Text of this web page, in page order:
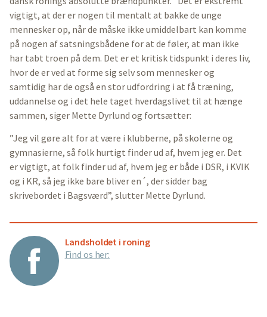
vigtigt, at der er nogen til mentalt at bakke de unge
mennesker op, når de måske ikke umiddelbart kan komme
på nogen af satsningsbådene for at de føler, at man ikke
har tabt troen på dem. Det er et kritisk tidspunkt i deres liv,
hvor de er ved at forme sig selv som mennesker og
samtidig har de også en stor udfordring i at få træning,
uddannelse og i det hele taget hverdagslivet til at hænge
sammen, siger Mette Dyrlund og fortsætter:
”Jeg vil gøre alt for at være i klubberne, på skolerne og
gymnasierne, så folk hurtigt finder ud af, hvem jeg er. Det
er vigtigt, at folk finder ud af, hvem jeg er både i DSR, i KVIK
og i KR, så jeg ikke bare bliver en´, der sidder bag
skrivebordet i Bagsværd”, slutter Mette Dyrlund.
Landsholdet i roning
Find os her: